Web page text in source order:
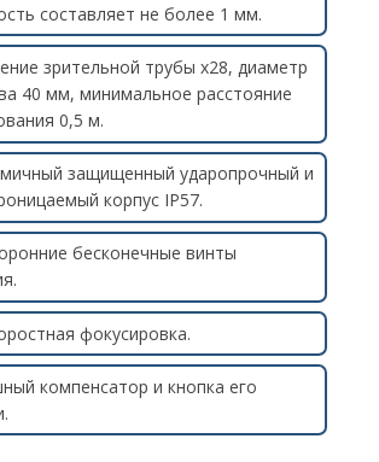
составляет не более 1 мм.
зрительной трубы х28, диаметр
40 мм, минимальное расстояние
0,5 м.
защищенный ударопрочный и
корпус IP57.
бесконечные винты
фокусировка.
компенсатор и кнопка его